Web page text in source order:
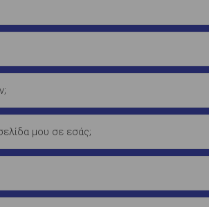
μου σε εσάς;